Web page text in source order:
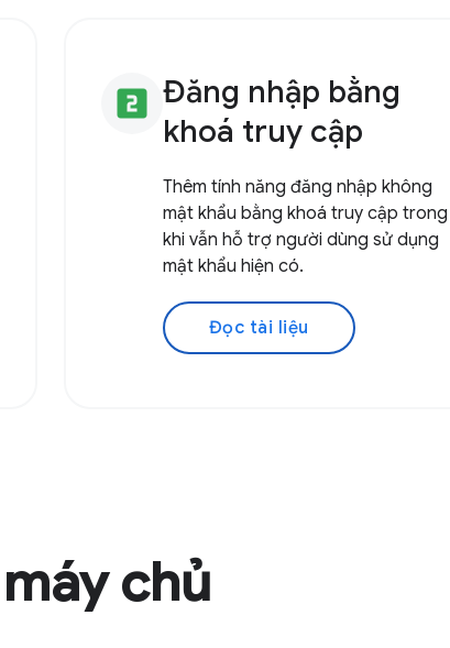
looks_two Đăng nhập bằng
khoá truy cập
Thêm tính năng đăng nhập không
mật khẩu bằng khoá truy cập trong
khi vẫn hỗ trợ người dùng sử dụng
mật khẩu hiện có.
Đọc tài liệu
chủ